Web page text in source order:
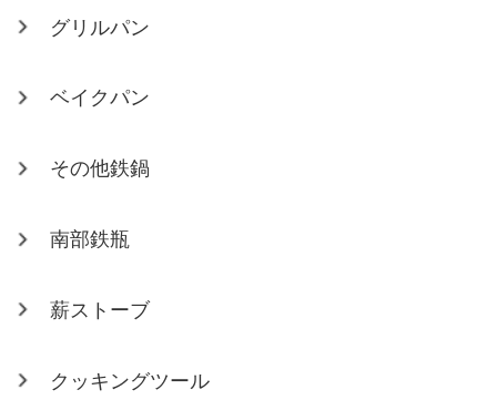
グリルパン
ベイクパン
その他鉄鍋
南部鉄瓶
薪ストーブ
クッキングツール